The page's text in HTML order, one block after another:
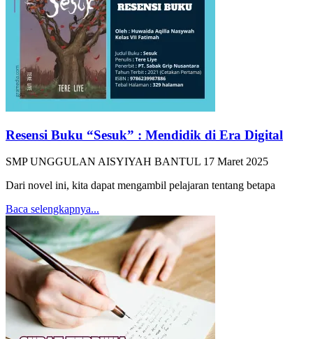
Resensi Buku “Sesuk” : Mendidik di Era Digital
SMP UNGGULAN AISYIYAH BANTUL 17 Maret 2025
Dari novel ini, kita dapat mengambil pelajaran tentang betapa
Baca selengkapnya...